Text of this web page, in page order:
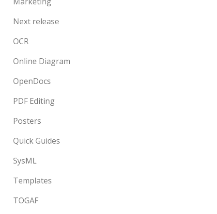
Next release
OCR
Online Diagram
OpenDocs
PDF Editing
Posters
Quick Guides
SysML
Templates
TOGAF